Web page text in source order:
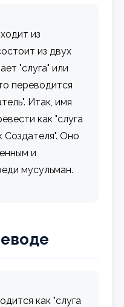
из
из двух
"слуга" или
переводится
Итак, имя
как "слуга
Создателя". Оно
и
мусульман.
как "слуга